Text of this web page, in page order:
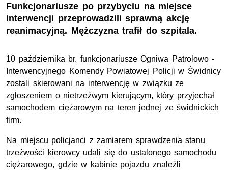
Funkcjonariusze po przybyciu na miejsce
interwencji przeprowadzili sprawną akcję
reanimacyjną. Mężczyzna trafił do szpitala.
10 października br. funkcjonariusze Ogniwa Patrolowo -
Interwencyjnego Komendy Powiatowej Policji w Świdnicy
zostali skierowani na interwencję w związku ze
zgłoszeniem o nietrzeźwym kierującym, który przyjechał
samochodem ciężarowym na teren jednej ze świdnickich
firm.
Na miejscu policjanci z zamiarem sprawdzenia stanu
trzeźwości kierowcy udali się do ustalonego samochodu
ciężarowego, gdzie w kabinie pojazdu znaleźli